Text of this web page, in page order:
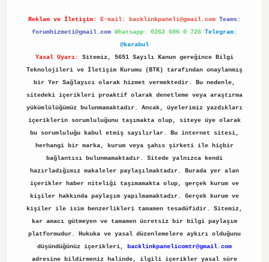
Reklam ve İletişim: E-mail: backlinkpaneli@gmail.com Teams:
forumhizmeti@gmail.com Whatsapp: 0262 606 0 726 Telegram:
@karabul
Yasal Uyarı:
Sitemiz, 5651 Sayılı Kanun gereğince Bilgi
Teknolojileri ve İletişim Kurumu (BTK) tarafından onaylanmış
bir Yer Sağlayıcı olarak hizmet vermektedir. Bu nedenle,
sitedeki içerikleri proaktif olarak denetleme veya araştırma
yükümlülüğümüz bulunmamaktadır. Ancak, üyelerimiz yazdıkları
içeriklerin sorumluluğunu taşımakta olup, siteye üye olarak
bu sorumluluğu kabul etmiş sayılırlar. Bu internet sitesi,
herhangi bir marka, kurum veya şahıs şirketi ile hiçbir
bağlantısı bulunmamaktadır. Sitede yalnızca kendi
hazırladığımız makaleler paylaşılmaktadır. Burada yer alan
içerikler haber niteliği taşımamakta olup, gerçek kurum ve
kişiler hakkında paylaşım yapılmamaktadır. Gerçek kurum ve
kişiler ile isim benzerlikleri tamamen tesadüfidir. Sitemiz,
kar amacı gütmeyen ve tamamen ücretsiz bir bilgi paylaşım
platformudur. Hukuka ve yasal düzenlemelere aykırı olduğunu
düşündüğünüz içerikleri,
backlinkpanelicomtr@gmail.com
adresine bildirmeniz halinde, ilgili içerikler yasal süre